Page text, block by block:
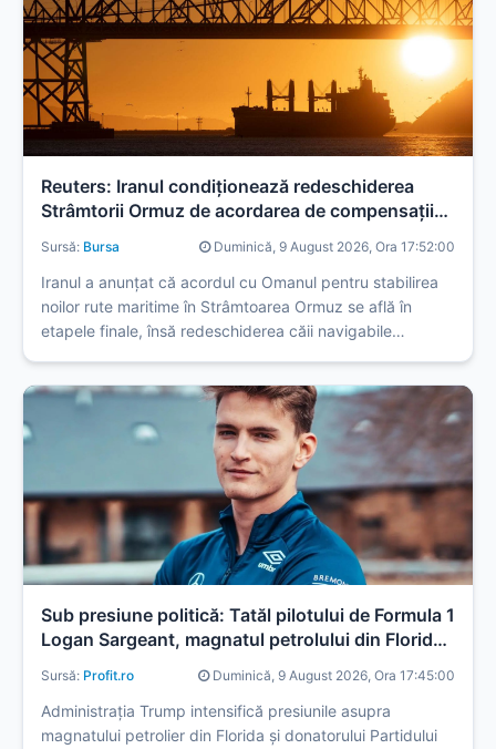
Reuters: Iranul condiţionează redeschiderea
Strâmtorii Ormuz de acordarea de compensaţii
Sursă: Bursa Duminică, 9 August 2026, Ora 17:52:00
Iranul a anunțat că acordul cu Omanul pentru stabilirea
noilor rute maritime în Strâmtoarea Ormuz se află în
etapele finale, însă redeschiderea căii navigabile
Sub presiune politică: Tatăl pilotului de Formula 1
Logan Sargeant, magnatul petrolului din Florida,
somat de Tump să iasă cu afacerile din
Sursă: Profit.ro Duminică, 9 August 2026, Ora 17:45:00
Administrația Trump intensifică presiunile asupra
magnatului petrolier din Florida și donatorului Partidului